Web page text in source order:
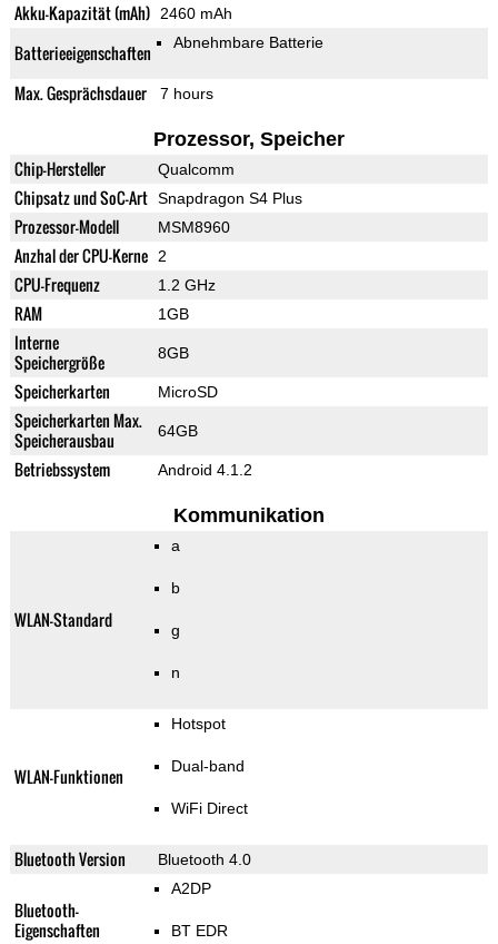
Akku-Kapazität (mAh) 2460 mAh
Batterieeigenschaften Abnehmbare Batterie
Max. Gesprächsdauer 7 hours
Prozessor, Speicher
Chip-Hersteller Qualcomm
Chipsatz und SoC-Art Snapdragon S4 Plus
Prozessor-Modell MSM8960
Anzhal der CPU-Kerne 2
CPU-Frequenz 1.2 GHz
RAM 1GB
Interne
Speichergröße
8GB
Speicherkarten MicroSD
Speicherkarten Max.
Speicherausbau
64GB
Betriebssystem Android 4.1.2
Kommunikation
WLAN-Standard
a
b
g
n
WLAN-Funktionen
Hotspot
Dual-band
WiFi Direct
Bluetooth Version Bluetooth 4.0
Bluetooth-
Eigenschaften
A2DP
BT EDR